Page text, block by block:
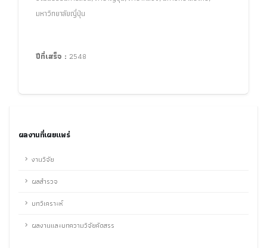
มหาวิทยาลัยญี่ปุ่น
ปีที่เสร็จ : 2548
ผลงานที่เผยแพร่
งานวิจัย
ผลสำรวจ
บทวิเคราะห์
ผลงานและบทความวิจัยคัดสรร